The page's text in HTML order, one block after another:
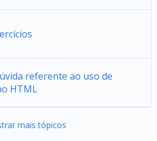
referente ao uso de
HTML
mais tópicos